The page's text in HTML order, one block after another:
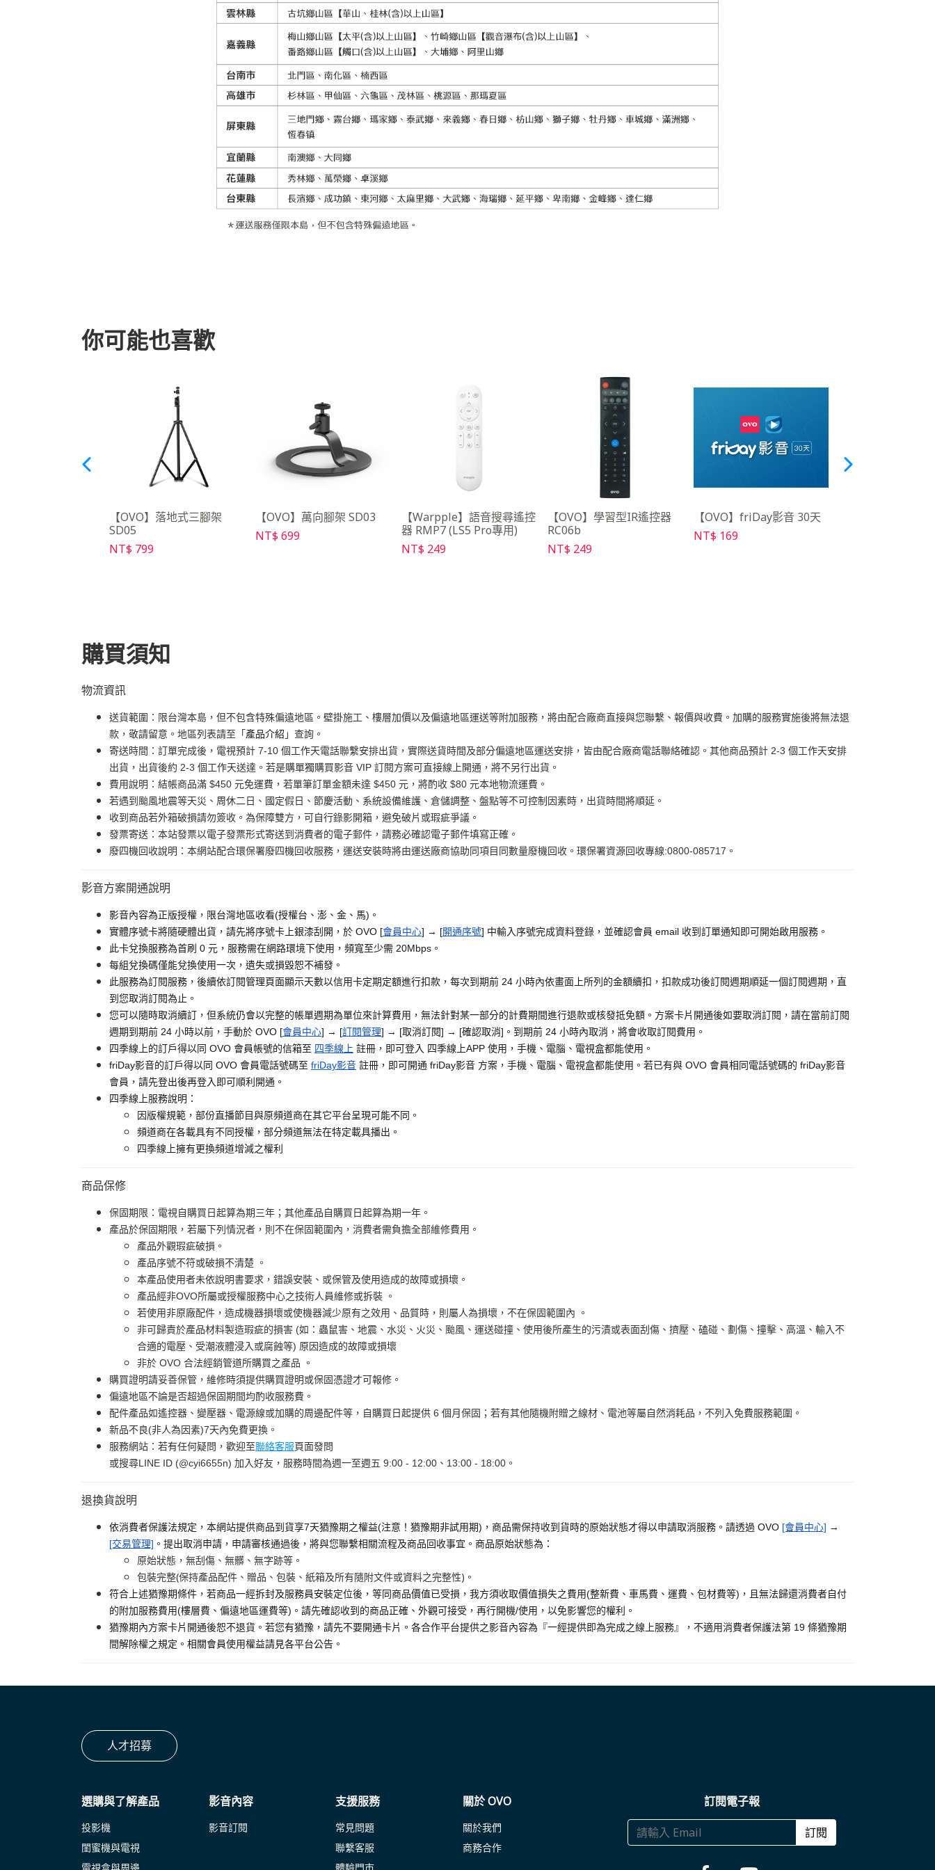
你可能也喜歡
【OVO】落地式三腳架
SD05
NT$ 799
【OVO】萬向腳架 SD03
NT$ 699
【Warpple】語音搜尋遙控
器 RMP7 (LS5 Pro專用)
NT$ 249
【OVO】學習型IR遙控器
RC06b
NT$ 249
【OVO】friDay影音 30天
NT$ 169
購買須知
物流資訊
送貨範圍：限台灣本島，但不包含特殊偏遠地區。壁掛施工、樓層加價以及偏遠地區運送等附加服務，將由配合廠商直接與您聯繫、報價與收費。加購的服務實施後將無法退
款，敬請留意。地區列表請至「 產品介紹 」查詢。
寄送時間：訂單完成後，電視預計 7-10 個工作天電話聯繫安排出貨，實際送貨時間及部分偏遠地區運送安排，皆由配合廠商電話聯絡確認。其他商品預計 2-3 個工作天安排
出貨，出貨後約 2-3 個工作天送達。若是購單獨購買影音 VIP 訂閱方案可直接線上開通，將不另行出貨。
費用說明：結帳商品滿 $450 元免運費，若單筆訂單金額未達 $450 元，將酌收 $80 元本地物流運費。
若遇到颱風地震等天災、周休二日、國定假日、節慶活動、系統設備維護、倉儲調整、盤點等不可控制因素時，出貨時間將順延。
收到商品若外箱破損請勿簽收。為保障雙方，可自行錄影開箱，避免破片或瑕疵爭議。
發票寄送：本站發票以電子發票形式寄送到消費者的電子郵件，請務必確認電子郵件填寫正確。
廢四機回收說明：本網站配合環保署廢四機回收服務，運送安裝時將由運送廠商協助同項目同數量廢機回收。環保署資源回收專線:0800-085717。
影音方案開通說明
影音內容為正版授權，限台灣地區收看(授權台、澎、金、馬)。
實體序號卡將隨硬體出貨，請先將序號卡上銀漆刮開，於 OVO [會員中心] → [開通序號] 中輸入序號完成資料登錄，並確認會員 email 收到訂單通知即可開始啟用服務。
此卡兌換服務為首刷 0 元，服務需在網路環境下使用，頻寬至少需 20Mbps。
每組兌換碼僅能兌換使用一次，遺失或損毀恕不補發。
此服務為訂閱服務，後續依訂閱管理頁面顯示天數以信用卡定期定額進行扣款，每次到期前 24 小時內依畫面上所列的金額續扣，扣款成功後訂閱週期順延一個訂閱週期，直
到您取消訂閱為止。
您可以隨時取消續訂，但系統仍會以完整的帳單週期為單位來計算費用，無法針對某一部分的計費期間進行退款或核發抵免額。方案卡片開通後如要取消訂閱，請在當前訂閱
週期到期前 24 小時以前，手動於 OVO [會員中心] → [訂閱管理] → [取消訂閱] → [確認取消]。到期前 24 小時內取消，將會收取訂閱費用。
四季線上的訂戶得以同 OVO 會員帳號的信箱至 四季線上 註冊，即可登入 四季線上APP 使用，手機、電腦、電視盒都能使用。
friDay影音的訂戶得以同 OVO 會員電話號碼至 friDay影音 註冊，即可開通 friDay影音 方案，手機、電腦、電視盒都能使用。若已有與 OVO 會員相同電話號碼的 friDay影音
會員，請先登出後再登入即可順利開通。
四季線上服務說明：
因版權規範，部份直播節目與原頻道商在其它平台呈現可能不同。
頻道商在各載具有不同授權，部分頻道無法在特定載具播出。
四季線上擁有更換頻道增減之權利
商品保修
保固期限：電視自購買日起算為期三年；其他產品自購買日起算為期一年。
產品於保固期限，若屬下列情況者，則不在保固範圍內，消費者需負擔全部維修費用。
產品外觀瑕疵破損。
產品序號不符或破損不清楚 。
本產品使用者未依說明書要求，錯誤安裝、或保管及使用造成的故障或損壞。
產品經非OVO所屬或授權服務中心之技術人員維修或拆裝 。
若使用非原廠配件，造成機器損壞或使機器減少原有之效用、品質時，則屬人為損壞，不在保固範圍內 。
非可歸責於產品材料製造瑕疵的損害 (如：蟲鼠害、地震、水災、火災、颱風、運送碰撞、使用後所產生的污漬或表面刮傷、擠壓、磕碰、劃傷、撞擊、高溫、輸入不
合適的電壓、受潮液體浸入或腐蝕等) 原因造成的故障或損壞
非於 OVO 合法經銷管道所購買之產品 。
購買證明請妥善保管，維修時須提供購買證明或保固憑證才可報修。
偏遠地區不論是否超過保固期間均酌收服務費。
配件產品如遙控器、變壓器、電源線或加購的周邊配件等，自購買日起提供 6 個月保固；若有其他隨機附贈之線材、電池等屬自然消耗品，不列入免費服務範圍。
新品不良(非人為因素)7天內免費更換。
服務網站：若有任何疑問，歡迎至聯絡客服頁面發問
或搜尋LINE ID (@cyi6655n) 加入好友，服務時間為週一至週五 9:00 - 12:00、13:00 - 18:00。
退換貨說明
依消費者保護法規定，本網站提供商品到貨享7天猶豫期之權益(注意！猶豫期非試用期)，商品需保持收到貨時的原始狀態才得以申請取消服務。請透過 OVO [會員中心] →
[交易管理] 。提出取消申請，申請審核通過後，將與您聯繫相關流程及商品回收事宜。商品原始狀態為：
原始狀態，無刮傷、無髒、無字跡等。
包裝完整(保持產品配件、贈品、包裝、紙箱及所有隨附文件或資料之完整性)。
符合上述猶豫期條件，若商品一經拆封及服務員安裝定位後，等同商品價值已受損，我方須收取價值損失之費用(整新費、車馬費、運費、包材費等)，且無法歸還消費者自付
的附加服務費用(樓層費、偏遠地區運費等)。請先確認收到的商品正確、外觀可接受，再行開機/使用，以免影響您的權利。
猶豫期內方案卡片開通後恕不退貨。若您有猶豫，請先不要開通卡片。各合作平台提供之影音內容為『一經提供即為完成之線上服務』，不適用消費者保護法第 19 條猶豫期
間解除權之規定。相關會員使用權益請見各平台公告。
人才招募
選購與了解產品
投影機
閨蜜機與電視
影音內容
影音訂閱
支援服務
常見問題
聯繫客服
關於 OVO
關於我們
商務合作
訂閱電子報
訂閱